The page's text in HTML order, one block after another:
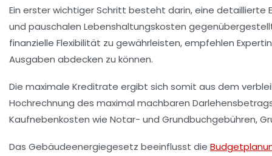
Ein erster wichtiger Schritt besteht darin, eine detaillierte
und pauschalen Lebenshaltungskosten
finanzielle Flexibilität zu gewährleisten, empfehlen
Ausgaben abdecken zu können.
Die maximale Kreditrate ergibt sich somit aus dem
Hochrechnung des maximal machbaren
Kaufnebenkosten wie Notar- und Grundbuchgebühren,
Das Gebäudeenergiegesetz beeinflusst die